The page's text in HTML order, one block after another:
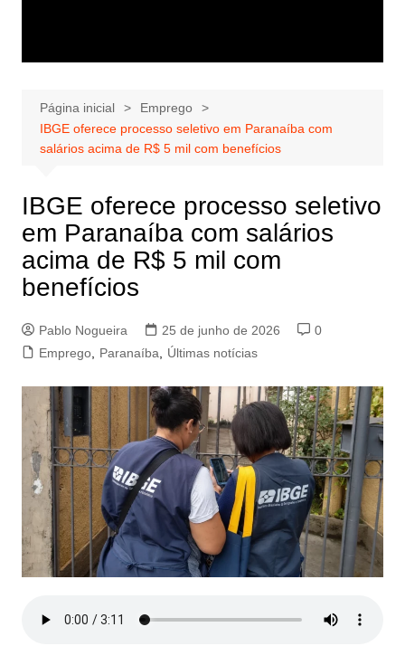
Página inicial
Emprego
IBGE oferece processo seletivo em Paranaíba com
salários acima de R$ 5 mil com benefícios
IBGE oferece processo seletivo
em Paranaíba com salários
acima de R$ 5 mil com
benefícios
Pablo Nogueira 25 de junho de 2026
0
Emprego, Paranaíba Últimas notícias